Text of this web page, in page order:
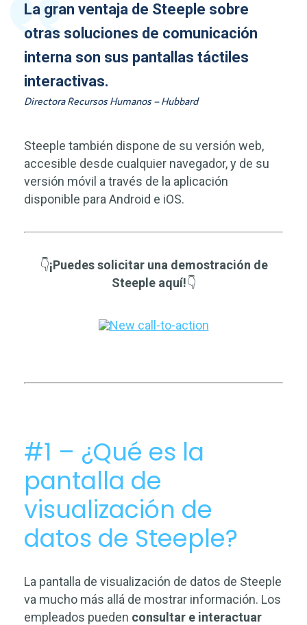
La gran ventaja de Steeple sobre
otras soluciones de comunicación
interna son sus pantallas táctiles
interactivas.
Directora Recursos Humanos – Hubbard
Steeple también dispone de su versión web,
accesible desde cualquier navegador, y de su
versión móvil a través de la aplicación
disponible para Android e iOS.
👇¡Puedes solicitar una demostración de
Steeple aquí!👇
#1 – ¿Qué es la
pantalla de
visualización de
datos de Steeple?
La pantalla de visualización de datos de Steeple
va mucho más allá de mostrar información. Los
empleados pueden consultar e interactuar